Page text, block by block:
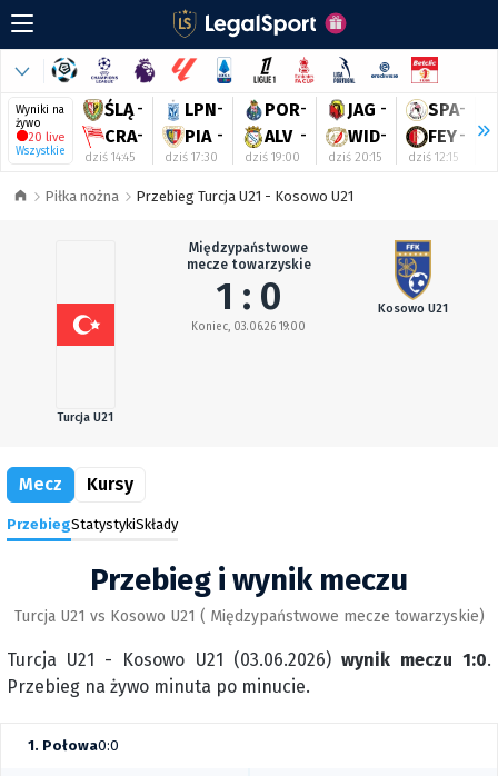
Wyniki na
żywo
20 live
Wszystkie
ŚLĄ -
CRA-
dziś 14:45
LPN-
PIA -
dziś 17:30
POR-
ALV -
dziś 19:00
JAG -
WID-
dziś 20:15
SPA-
FEY-
dziś 12:15
Piłka nożna Przebieg Turcja U21 - Kosowo U21
Turcja U21
Międzypaństwowe
mecze towarzyskie
1 : 0
Koniec, 03.06.26 19:00
Kosowo U21
Mecz Kursy
PrzebiegStatystykiSkłady
Przebieg i wynik meczu
Turcja U21 vs Kosowo U21 ( Międzypaństwowe mecze towarzyskie)
Turcja U21 - Kosowo U21 (03.06.2026) wynik meczu 1:0.
Przebieg na żywo minuta po minucie.
1. Połowa0:0